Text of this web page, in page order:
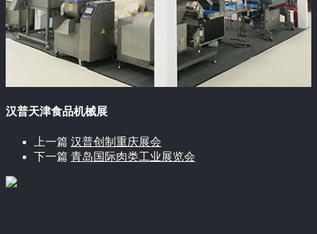
汉普天津食品机械展
上一篇 汉普创制重庆展会
下一篇 青岛国际肉类工业展览会